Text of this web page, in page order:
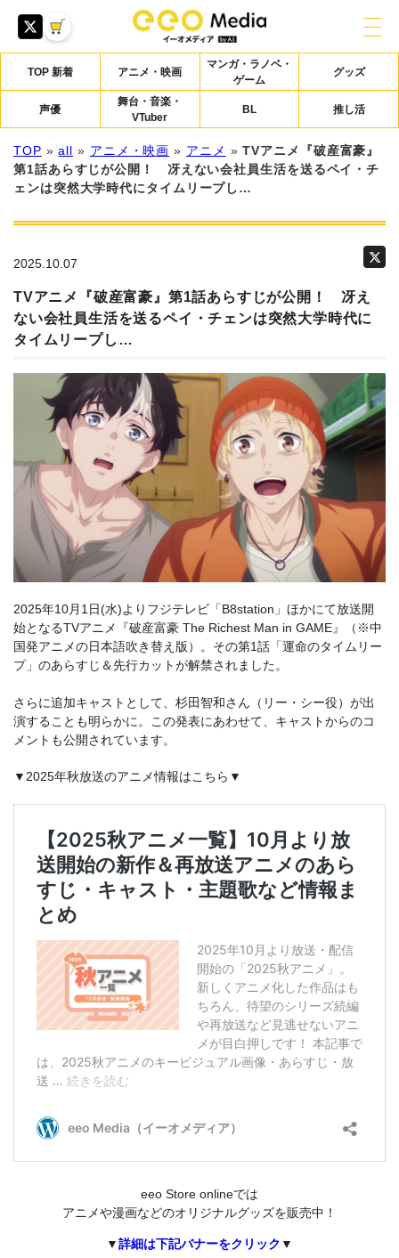
TOP 新着 アニメ・映画
マンガ・ラノベ・
ゲーム
グッズ
声優
舞台・音楽・
VTuber
BL 推し活
TOP »all » アニメ・映画 » アニメ »TVアニメ『破産富豪』
第1話あらすじが公開！ 冴えない会社員生活を送るペイ・チ
ェンは突然大学時代にタイムリープし…
2025.10.07
TVアニメ『破産富豪』第1話あらすじが公開！ 冴え
ない会社員生活を送るペイ・チェンは突然大学時代に
タイムリープし…
2025年10月1日(水)よりフジテレビ「B8station」ほかにて放送開
始となるTVアニメ『破産富豪 The Richest Man in GAME』（※中
国発アニメの日本語吹き替え版）。その第1話「運命のタイムリー
プ」のあらすじ＆先行カットが解禁されました。
さらに追加キャストとして、杉田智和さん（リー・シー役）が出
演することも明らかに。この発表にあわせて、キャストからのコ
メントも公開されています。
▼2025年秋放送のアニメ情報はこちら▼
eeo Store onlineでは
アニメや漫画などのオリジナルグッズを販売中！
▼詳細は下記バナーをクリック ▼